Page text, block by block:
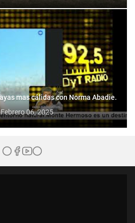
mas cálidas con Norma Abadie.
Febrero 06, 2025